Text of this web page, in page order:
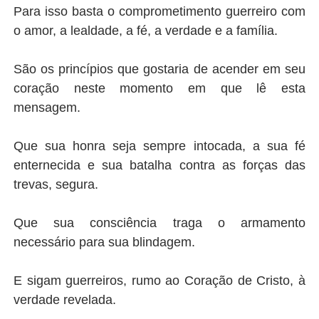
Para isso basta o comprometimento guerreiro com
o amor, a lealdade, a fé, a verdade e a família.
São os princípios que gostaria de acender em seu
coração neste momento em que lê esta
mensagem.
Que sua honra seja sempre intocada, a sua fé
enternecida e sua batalha contra as forças das
trevas, segura.
Que sua consciência traga o armamento
necessário para sua blindagem.
E sigam guerreiros, rumo ao Coração de Cristo, à
verdade revelada.